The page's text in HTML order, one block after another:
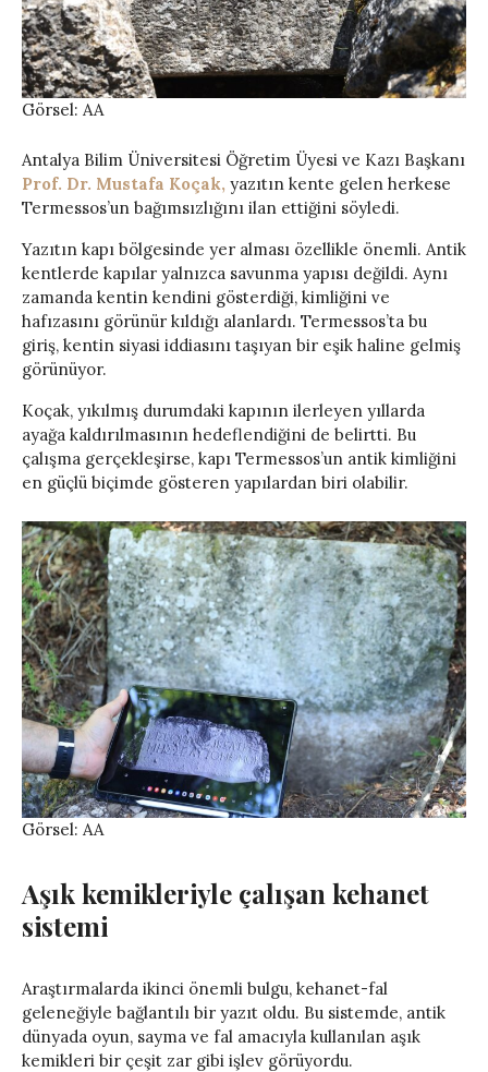
Görsel: AA
Antalya Bilim Üniversitesi Öğretim Üyesi ve Kazı Başkanı
Prof. Dr. Mustafa Koçak, yazıtın kente gelen herkese
Termessos’un bağımsızlığını ilan ettiğini söyledi.
Yazıtın kapı bölgesinde yer alması özellikle önemli. Antik
kentlerde kapılar yalnızca savunma yapısı değildi. Aynı
zamanda kentin kendini gösterdiği, kimliğini ve
hafızasını görünür kıldığı alanlardı. Termessos’ta bu
giriş, kentin siyasi iddiasını taşıyan bir eşik haline gelmiş
görünüyor.
Koçak, yıkılmış durumdaki kapının ilerleyen yıllarda
ayağa kaldırılmasının hedeflendiğini de belirtti. Bu
çalışma gerçekleşirse, kapı Termessos’un antik kimliğini
en güçlü biçimde gösteren yapılardan biri olabilir.
Görsel: AA
Aşık kemikleriyle çalışan kehanet
sistemi
Araştırmalarda ikinci önemli bulgu, kehanet-fal
geleneğiyle bağlantılı bir yazıt oldu. Bu sistemde, antik
dünyada oyun, sayma ve fal amacıyla kullanılan aşık
kemikleri bir çeşit zar gibi işlev görüyordu.